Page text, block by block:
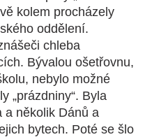
kolem procházely
oddělení.
chleba
Bývalou ošetřovnu,
nebylo možné
„prázdniny“. Byla
a několik Dánů a
bytech. Poté se šlo